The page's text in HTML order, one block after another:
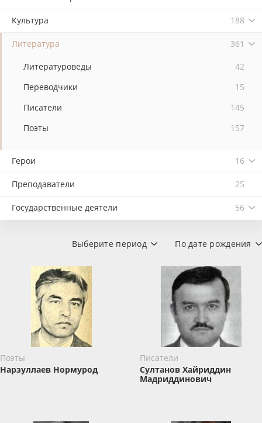
Культура 188
Литература 361
Литературоведы
42
Переводчики
15
Писатели
145
Поэты
157
Герои 16
Преподаватели 25
Государственные деятели 56
По дате рождения
Выберите период
Поэты
Нарзуллаев Нормурод
Писатели
Султанов Хайриддин
Мадриддинович